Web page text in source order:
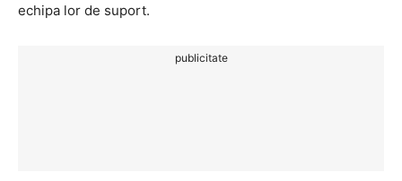
echipa lor de suport.
publicitate